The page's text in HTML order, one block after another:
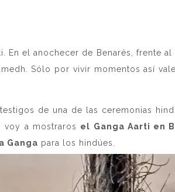
el anochecer de Benarés, frente al
Sólo por vivir momentos así
de una de las ceremonias
voy a mostraros el Ganga Aarti en
Ganga para los hindúes.